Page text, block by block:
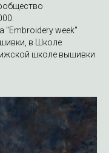
week"
в Школе
школе вышивки